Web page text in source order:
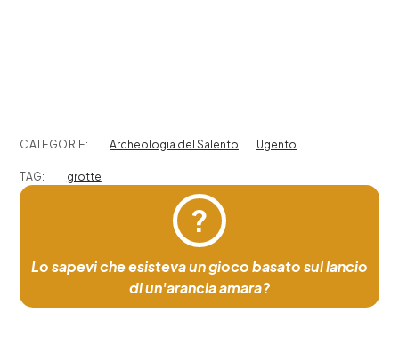
CATEGORIE: Archeologia del Salento Ugento
TAG: grotte
?
Lo sapevi che esisteva un gioco basato sul lancio
di un'arancia amara?